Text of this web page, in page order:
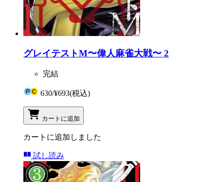
グレイテストM〜偉人麻雀大戦〜 2
完結
630/¥693(税込)
カートに追加
カートに追加しました
試し読み